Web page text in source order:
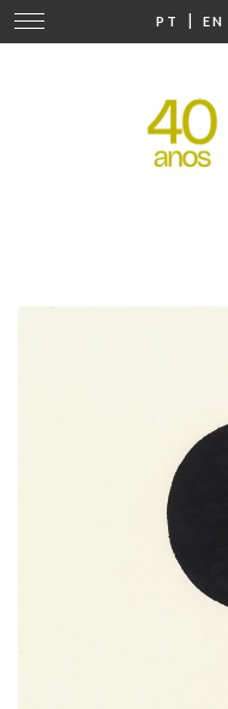
PT | EN
Change
navigation